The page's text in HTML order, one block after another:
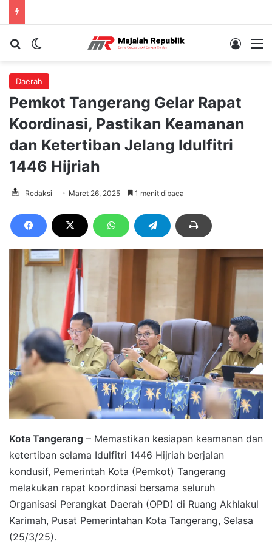
Cari berita...Switch skin Log In
Daerah
Pemkot Tangerang Gelar Rapat
Koordinasi, Pastikan Keamanan
dan Ketertiban Jelang Idulfitri
1446 Hijriah
Redaksi Maret 26, 2025 1 menit dibaca
Kota Tangerang – Memastikan kesiapan keamanan dan
ketertiban selama Idulfitri 1446 Hijriah berjalan
kondusif, Pemerintah Kota (Pemkot) Tangerang
melakukan rapat koordinasi bersama seluruh
Organisasi Perangkat Daerah (OPD) di Ruang Akhlakul
Karimah, Pusat Pemerintahan Kota Tangerang, Selasa
(25/3/25).